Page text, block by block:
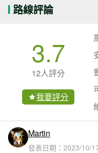
路線評論
3.7
12人評分
我要評分
Martin
發表日期： 2023/10/